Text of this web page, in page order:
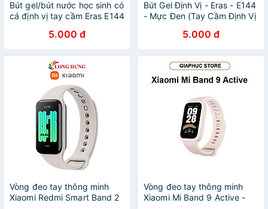
Bút gel/bút nước học sinh có
cá định vị tay cầm Eras E144
5.000 đ
Bút Gel Định Vị - Eras - E144
- Mực Đen (Tay Cầm Định Vị
5.000 đ
Vòng đeo tay thông minh
Xiaomi Redmi Smart Band 2
Vòng đeo tay thông minh
Xiaomi Mi Band 9 Active -